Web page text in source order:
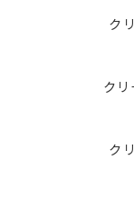
ク
ク
ク